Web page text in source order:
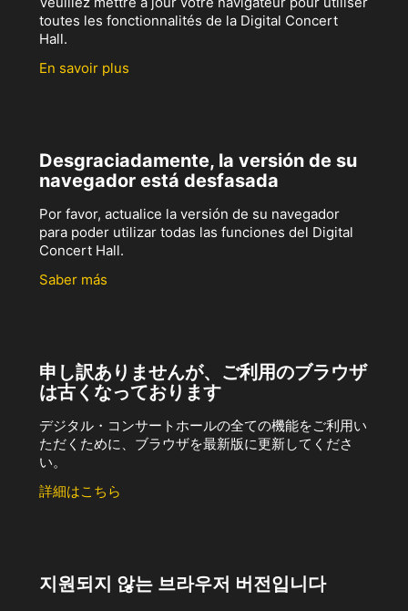
toutes les fonctionnalités de la Digital Concert
Hall.
En savoir plus
Desgraciadamente, la versión de su
navegador está desfasada
Por favor, actualice la versión de su navegador
para poder utilizar todas las funciones del Digital
Concert Hall.
Saber más
申し訳ありませんが、ご利用のブラウザ
は古くなっております
デジタル・コンサートホールの全ての機能をご利用い
ただくために、ブラウザを最新版に更新してくださ
い。
詳細はこちら
지원되지 않는 브라우저 버전입니다